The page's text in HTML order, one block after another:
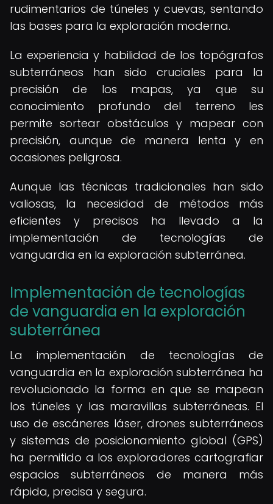
rudimentarios de túneles y cuevas, sentando
las bases para la exploración moderna.
La experiencia y habilidad de los topógrafos
subterráneos han sido cruciales para la
precisión de los mapas, ya que su
conocimiento profundo del terreno les
permite sortear obstáculos y mapear con
precisión, aunque de manera lenta y en
ocasiones peligrosa.
Aunque las técnicas tradicionales han sido
valiosas, la necesidad de métodos más
eficientes y precisos ha llevado a la
implementación de tecnologías de
vanguardia en la exploración subterránea.
Implementación de tecnologías
de vanguardia en la exploración
subterránea
La implementación de tecnologías de
vanguardia en la exploración subterránea ha
revolucionado la forma en que se mapean
los túneles y las maravillas subterráneas. El
uso de escáneres láser, drones subterráneos
y sistemas de posicionamiento global (GPS)
ha permitido a los exploradores cartografiar
espacios subterráneos de manera más
rápida, precisa y segura.